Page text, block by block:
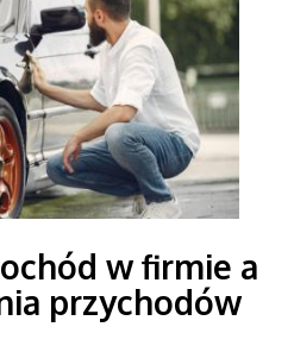
w firmie a
przychodów